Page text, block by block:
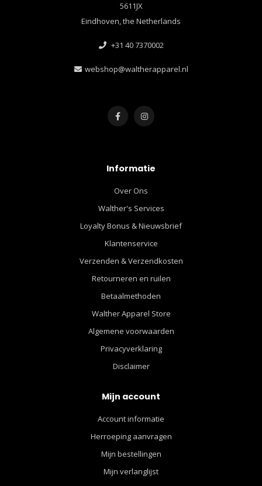
5611JX
Eindhoven, the Netherlands
+31 40 7370002
webshop@waltherapparel.nl
Informatie
Over Ons
Walther's Services
Loyalty Bonus & Nieuwsbrief
Klantenservice
Verzenden & Verzendkosten
Retourneren en ruilen
Betaalmethoden
Walther Apparel Store
Algemene voorwaarden
Privacyverklaring
Disclaimer
Mijn account
Account informatie
Herroeping aanvragen
Mijn bestellingen
Mijn verlanglijst